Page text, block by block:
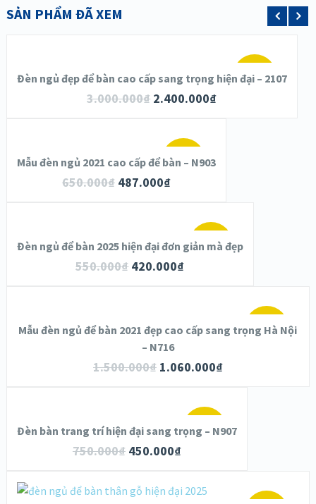
SẢN PHẨM ĐÃ XEM
SALE!
XEM NHANH
Đèn ngủ đẹp để bàn cao cấp sang trọng hiện đại – 2107
3.000.000₫2.400.000₫
SALE!
XEM NHANH
Mẫu đèn ngủ 2021 cao cấp để bàn – N903
650.000₫ 487.000₫
SALE!
XEM NHANH
Đèn ngủ để bàn 2025 hiện đại đơn giản mà đẹp
550.000₫420.000₫
SALE!
XEM NHANH
Mẫu đèn ngủ để bàn 2021 đẹp cao cấp sang trọng Hà Nội
– N716
1.500.000₫ 1.060.000₫
SALE!
XEM NHANH
CHI TIẾT
Đèn bàn trang trí hiện đại sang trọng – N907
750.000₫ 450.000₫
THÊM VÀO GIỎ HÀNG